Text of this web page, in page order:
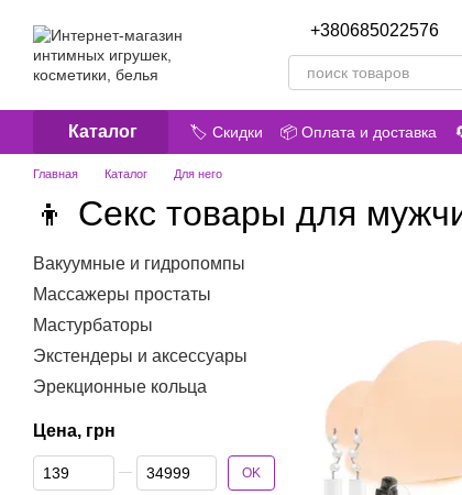
+380685022576
Каталог 🏷️ Скидки 📦 Оплата и доставка
🎁 Акции
😎 О нас 📝 Отзывы о
Главная Каталог Для него
👦 Секс товары для
Вакуумные и гидропомпы
Массажеры простаты
Мастурбаторы
Экстендеры и аксессуары
Эрекционные кольца
Цена, грн
От Цена, грн
До Цена, грн OK